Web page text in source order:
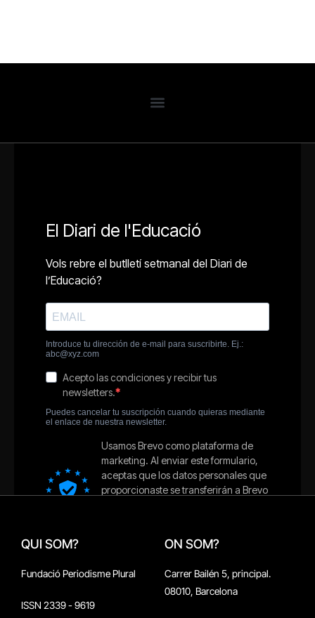
QUI SOM?
Fundació Periodisme Plural
ISSN 2339 - 9619
ON SOM?
Carrer Bailén 5, principal.
08010, Barcelona